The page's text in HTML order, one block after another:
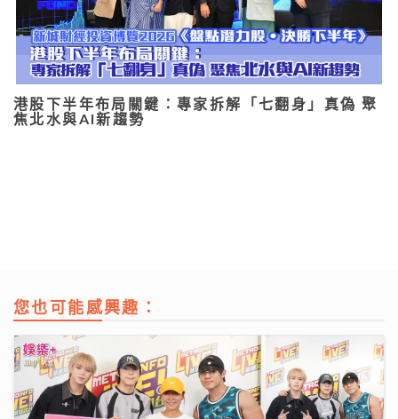
港股下半年布局關鍵：專家拆解「七翻身」真偽 聚
焦北水與AI新趨勢
您也可能感興趣：